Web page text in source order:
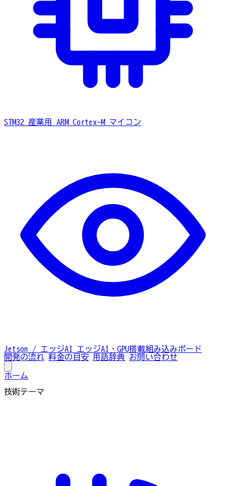
STM32 産業用 ARM Cortex-M マイコン
Jetson / エッジAI
エッジAI・GPU搭載組み込みボード
開発の流れ 料金の目安 用語辞典 お問い合わせ
ホーム
技術テーマ